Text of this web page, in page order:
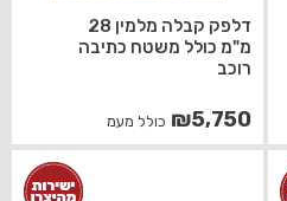
דלפק קבלה מלמין 28
מ"מ כולל משטח כתיבה
רוכב
₪5,750 כולל מעמ